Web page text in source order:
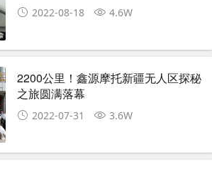
2022-08-18 4.6W
2200公里！鑫源摩托新疆无人区探秘
之旅圆满落幕
2022-07-31 3.6W